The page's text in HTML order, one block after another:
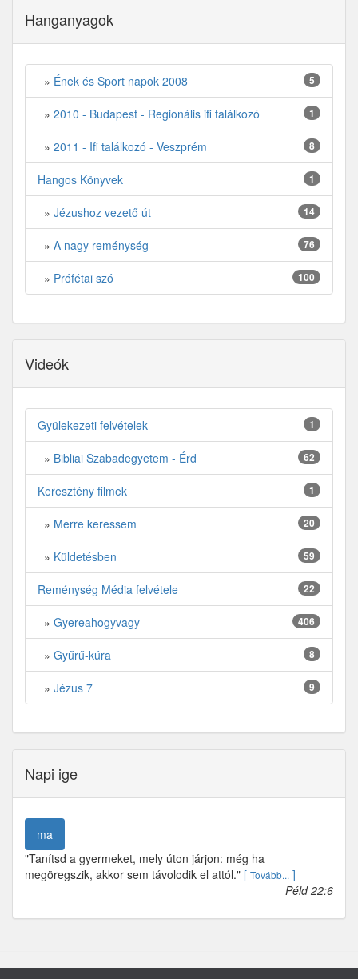
Hanganyagok
5
» Ének és Sport napok 2008
1
» 2010 - Budapest - Regionális ifi találkozó
8
» 2011 - Ifi találkozó - Veszprém
1
Hangos Könyvek
14
» Jézushoz vezető út
76
» A nagy reménység
100
» Prófétai szó
Videók
1
Gyülekezeti felvételek
62
» Bibliai Szabadegyetem - Érd
1
Keresztény filmek
20
» Merre keressem
59
» Küldetésben
22
Reménység Média felvétele
406
» Gyereahogyvagy
8
» Gyűrű-kúra
9
» Jézus 7
Napi ige
ma
"Tanítsd a gyermeket, mely úton járjon: még ha
megöregszik, akkor sem távolodik el attól." [ Tovább... ]
Péld 22:6